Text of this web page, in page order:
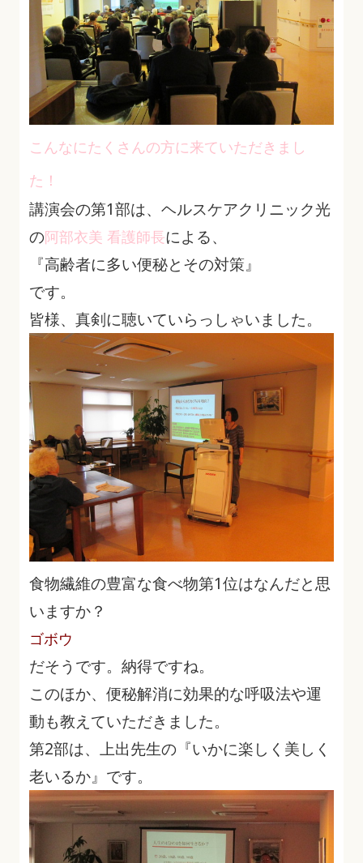
こんなにたくさんの方に来ていただきまし
た！
講演会の第1部は、ヘルスケアクリニック光
の阿部衣美 看護師長による、
『高齢者に多い便秘とその対策』
です。
皆様、真剣に聴いていらっしゃいました。
食物繊維の豊富な食べ物第1位はなんだと思
いますか？
ゴボウ
だそうです。納得ですね。
このほか、便秘解消に効果的な呼吸法や運
動も教えていただきました。
第2部は、上出先生の『いかに楽しく美しく
老いるか』です。